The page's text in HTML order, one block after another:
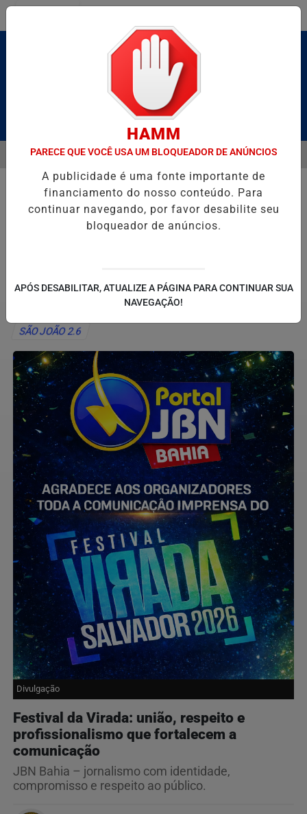
Pesquisar Notícia
HOMENAGEIA UZIEL BUENO NO TERRAÇO MINEIRO D'
EM ALTA
MENU
SÃO JOÃO 2.6
Divulgação
Festival da Virada: união, respeito e
profissionalismo que fortalecem a
comunicação
JBN Bahia – jornalismo com identidade,
compromisso e respeito ao público.
HAMM
PARECE QUE VOCÊ USA UM BLOQUEADOR DE ANÚNCIOS
A publicidade é uma fonte importante de
financiamento do nosso conteúdo. Para
continuar navegando, por favor desabilite seu
bloqueador de anúncios.
APÓS DESABILITAR, ATUALIZE A PÁGINA PARA CONTINUAR SUA
NAVEGAÇÃO!